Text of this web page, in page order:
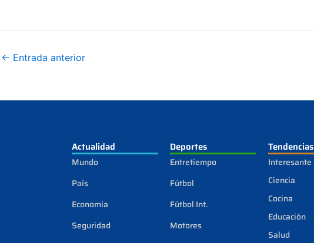
← Entrada anterior
Actualidad
Mundo
País
Economía
Seguridad
Deportes
Entretiempo
Fútbol
Fútbol Int.
Motores
Tendencias
Interesante
Ciencia
Cocina
Educación
Salud